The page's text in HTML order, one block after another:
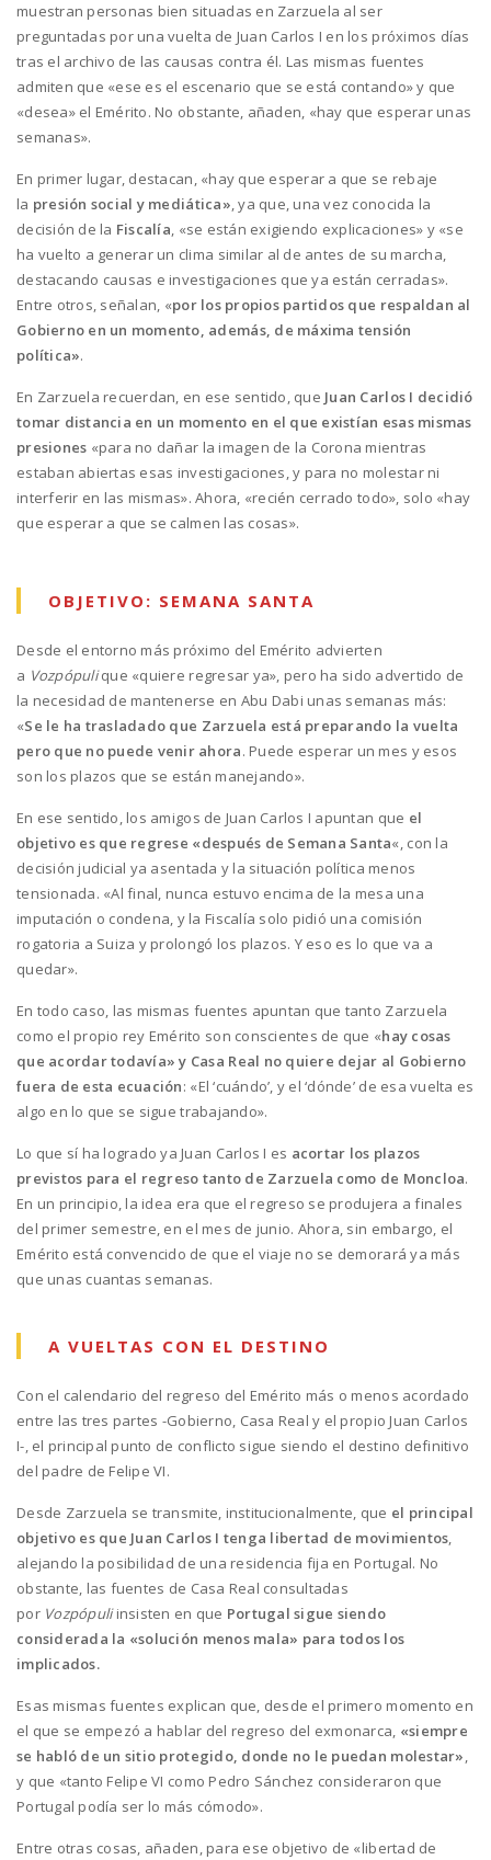
muestran personas bien situadas en Zarzuela al ser
preguntadas por una vuelta de Juan Carlos I en los próximos días
tras el archivo de las causas contra él. Las mismas fuentes
admiten que «ese es el escenario que se está contando» y que
«desea» el Emérito. No obstante, añaden, «hay que esperar unas
semanas».
En primer lugar, destacan, «hay que esperar a que se rebaje
la presión social y mediática», ya que, una vez conocida la
decisión de la Fiscalía, «se están exigiendo explicaciones» y «se
ha vuelto a generar un clima similar al de antes de su marcha,
destacando causas e investigaciones que ya están cerradas».
Entre otros, señalan, «por los propios partidos que respaldan al
Gobierno en un momento, además, de máxima tensión
política».
En Zarzuela recuerdan, en ese sentido, que Juan Carlos I decidió
tomar distancia en un momento en el que existían esas mismas
presiones «para no dañar la imagen de la Corona mientras
estaban abiertas esas investigaciones, y para no molestar ni
interferir en las mismas». Ahora, «recién cerrado todo», solo «hay
que esperar a que se calmen las cosas».
OBJETIVO: SEMANA SANTA
Desde el entorno más próximo del Emérito advierten
a Vozpópulique «quiere regresar ya», pero ha sido advertido de
la necesidad de mantenerse en Abu Dabi unas semanas más:
«Se le ha trasladado que Zarzuela está preparando la vuelta
pero que no puede venir ahora. Puede esperar un mes y esos
son los plazos que se están manejando».
En ese sentido, los amigos de Juan Carlos I apuntan que el
objetivo es que regrese «después de Semana Santa«, con la
decisión judicial ya asentada y la situación política menos
tensionada. «Al final, nunca estuvo encima de la mesa una
imputación o condena, y la Fiscalía solo pidió una comisión
rogatoria a Suiza y prolongó los plazos. Y eso es lo que va a
quedar».
En todo caso, las mismas fuentes apuntan que tanto Zarzuela
como el propio rey Emérito son conscientes de que «hay cosas
que acordar todavía» y Casa Real no quiere dejar al Gobierno
fuera de esta ecuación: «El ‘cuándo’, y el ‘dónde’ de esa vuelta es
algo en lo que se sigue trabajando».
Lo que sí ha logrado ya Juan Carlos I es acortar los plazos
previstos para el regreso tanto de Zarzuela como de Moncloa.
En un principio, la idea era que el regreso se produjera a finales
del primer semestre, en el mes de junio. Ahora, sin embargo, el
Emérito está convencido de que el viaje no se demorará ya más
que unas cuantas semanas.
A VUELTAS CON EL DESTINO
Con el calendario del regreso del Emérito más o menos acordado
entre las tres partes -Gobierno, Casa Real y el propio Juan Carlos
I-, el principal punto de conflicto sigue siendo el destino definitivo
del padre de Felipe VI.
Desde Zarzuela se transmite, institucionalmente, que el principal
objetivo es que Juan Carlos I tenga libertad de movimientos,
alejando la posibilidad de una residencia fija en Portugal. No
obstante, las fuentes de Casa Real consultadas
por Vozpópuliinsisten en que Portugal sigue siendo
considerada la «solución menos mala» para todos los
implicados.
Esas mismas fuentes explican que, desde el primero momento en
el que se empezó a hablar del regreso del exmonarca, «siempre
se habló de un sitio protegido, donde no le puedan molestar»,
y que «tanto Felipe VI como Pedro Sánchez consideraron que
Portugal podía ser lo más cómodo».
Entre otras cosas, añaden, para ese objetivo de «libertad de